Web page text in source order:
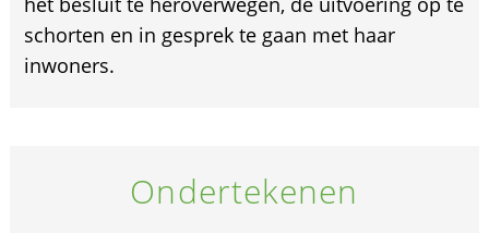
schorten en in gesprek te gaan met haar
inwoners.
Ondertekenen